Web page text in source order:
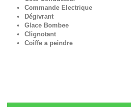
Commande Electrique
Dégivrant
Glace Bombee
Clignotant
Coiffe a peindre